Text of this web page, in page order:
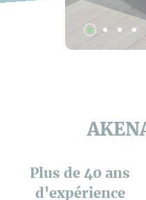
Plus de 40 ans
d'expérience